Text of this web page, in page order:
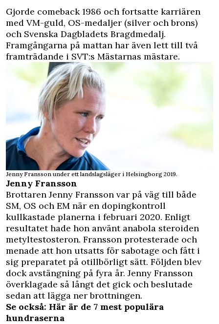
Gjorde comeback 1986 och fortsatte karriären
med VM-guld, OS-medaljer (silver och brons)
och Svenska Dagbladets Bragdmedalj.
Framgångarna på mattan har även lett till två
framträdande i SVT:s Mästarnas mästare.
Jenny Fransson under ett landslagsläger i Helsingborg 2019.
Jenny Fransson
Brottaren Jenny Fransson var på väg till både
SM, OS och EM när en dopingkontroll
kullkastade planerna i februari 2020. Enligt
resultatet hade hon använt anabola steroiden
metyltestosteron. Fransson protesterade och
menade att hon utsatts för sabotage och fått i
sig preparatet på otillbörligt sätt. Följden blev
dock avstängning på fyra år. Jenny Fransson
överklagade så långt det gick och beslutade
sedan att lägga ner brottningen.
Se också: Här är de 7 mest populära
hundraserna